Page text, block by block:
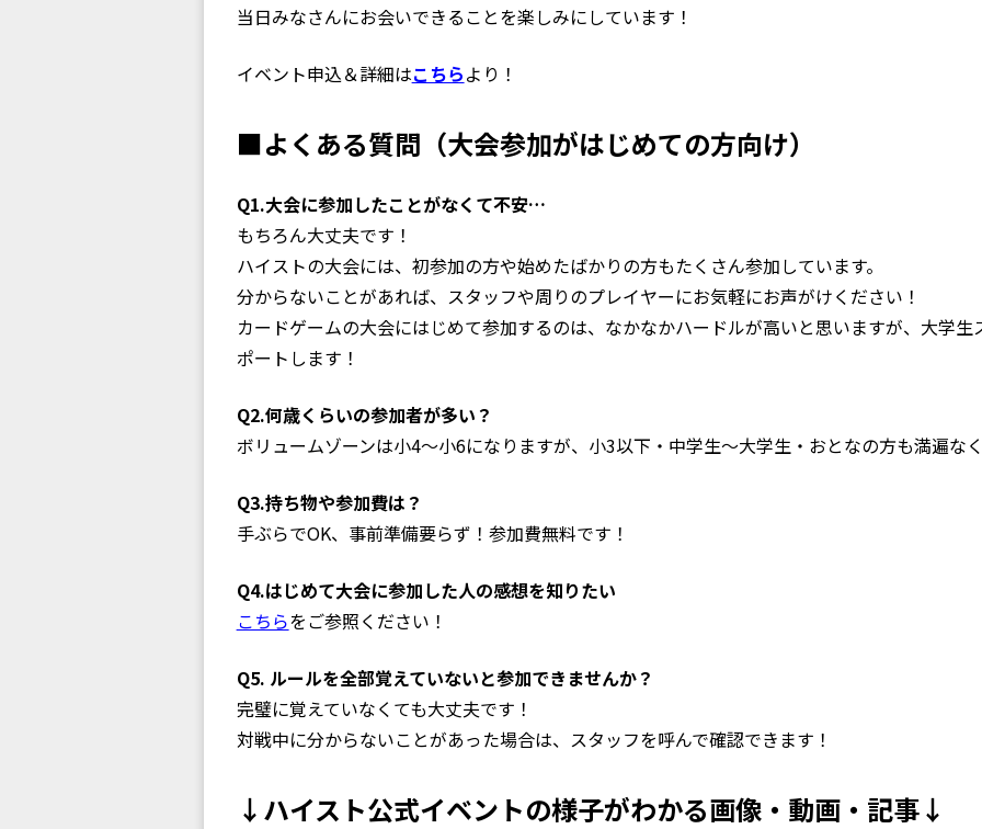
当日みなさんにお会いできることを楽しみにしています！
イベント申込＆詳細はこちらより！
■よくある質問（大会参加がはじめての方向け）
Q1.大会に参加したことがなくて不安…
もちろん大丈夫です！
ハイストの大会には、初参加の方や始めたばかりの方もたくさん参加しています。
分からないことがあれば、スタッフや周りのプレイヤーにお気軽にお声がけください！
カードゲームの大会にはじめて参加するのは、なかなかハードルが高いと思いますが、大学
ポートします！
Q2.何歳くらいの参加者が多い？
ボリュームゾーンは小4〜小6になりますが、小3以下・中学生〜大学生・おとなの方も満遍な
Q3.持ち物や参加費は？
手ぶらでOK、事前準備要らず！参加費無料です！
Q4.はじめて大会に参加した人の感想を知りたい
こちらをご参照ください！
Q5. ルールを全部覚えていないと参加できませんか？
完璧に覚えていなくても大丈夫です！
対戦中に分からないことがあった場合は、スタッフを呼んで確認できます！
↓ハイスト公式イベントの様子がわかる画像・動画・記事↓